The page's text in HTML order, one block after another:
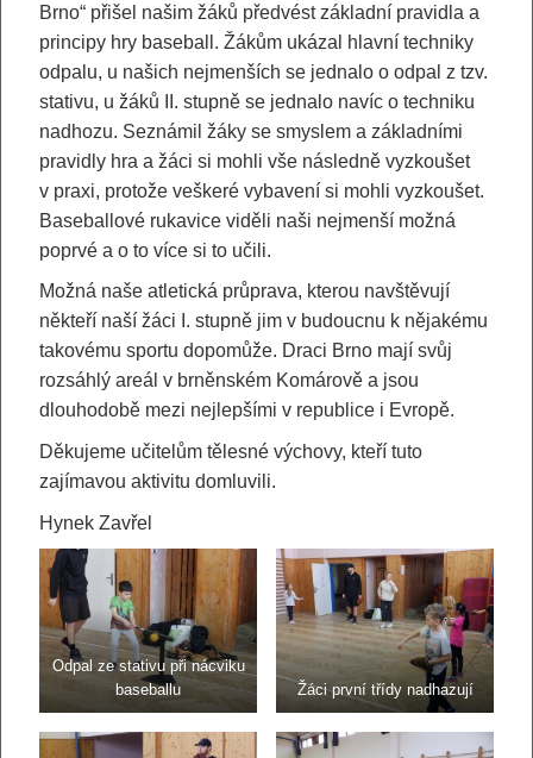
Brno“ přišel našim žáků předvést základní pravidla a
principy hry baseball. Žákům ukázal hlavní techniky
odpalu, u našich nejmenších se jednalo o odpal z tzv.
stativu, u žáků II. stupně se jednalo navíc o techniku
nadhozu. Seznámil žáky se smyslem a základními
pravidly hra a žáci si mohli vše následně vyzkoušet
v praxi, protože veškeré vybavení si mohli vyzkoušet.
Baseballové rukavice viděli naši nejmenší možná
poprvé a o to více si to učili.
Možná naše atletická průprava, kterou navštěvují
někteří naší žáci I. stupně jim v budoucnu k nějakému
takovému sportu dopomůže. Draci Brno mají svůj
rozsáhlý areál v brněnském Komárově a jsou
dlouhodobě mezi nejlepšími v republice i Evropě.
Děkujeme učitelům tělesné výchovy, kteří tuto
zajímavou aktivitu domluvili.
Hynek Zavřel
Odpal ze stativu při nácviku
baseballu
Žáci první třídy nadhazují